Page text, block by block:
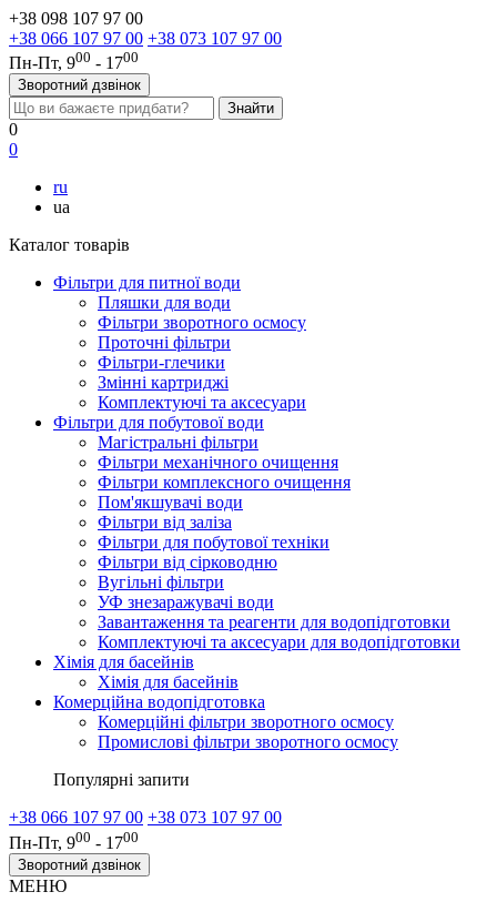
+38 098 107 97 00
+38 066 107 97 00 +38 073 107 97 00
Пн-Пт, 900 - 1700
Зворотний дзвінок
0
0
ru
ua
Каталог товарів
Фільтри для питної води
Пляшки для води
Фільтри зворотного осмосу
Проточні фільтри
Фільтри-глечики
Змінні картриджі
Комплектуючі та аксесуари
Фільтри для побутової води
Магістральні фільтри
Фільтри механічного очищення
Фільтри комплексного очищення
Пом'якшувачі води
Фільтри від заліза
Фільтри для побутової техніки
Фільтри від сірководню
Вугільні фільтри
УФ знезаражувачі води
Завантаження та реагенти для водопідготовки
Комплектуючі та аксесуари для водопідготовки
Хімія для басейнів
Хімія для басейнів
Комерційна водопідготовка
Комерційні фільтри зворотного осмосу
Промислові фільтри зворотного осмосу
Популярні запити
+38 066 107 97 00 +38 073 107 97 00
Пн-Пт, 900 - 1700
Зворотний дзвінок
МЕНЮ